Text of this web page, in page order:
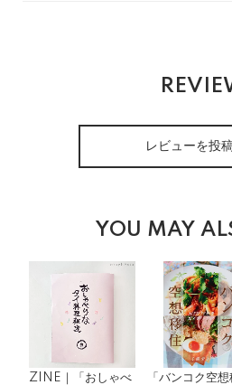
レビューを投
YOU MAY
ZINE｜「おしゃべ
「バンコク空